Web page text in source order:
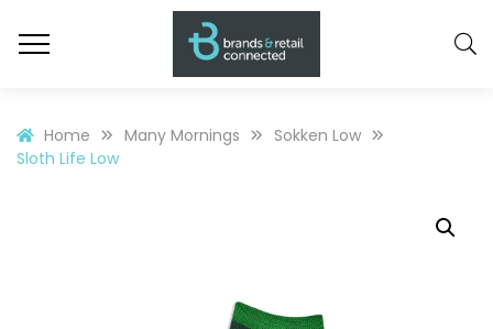
Home Many Mornings
Sokken Low
Sloth Life Low